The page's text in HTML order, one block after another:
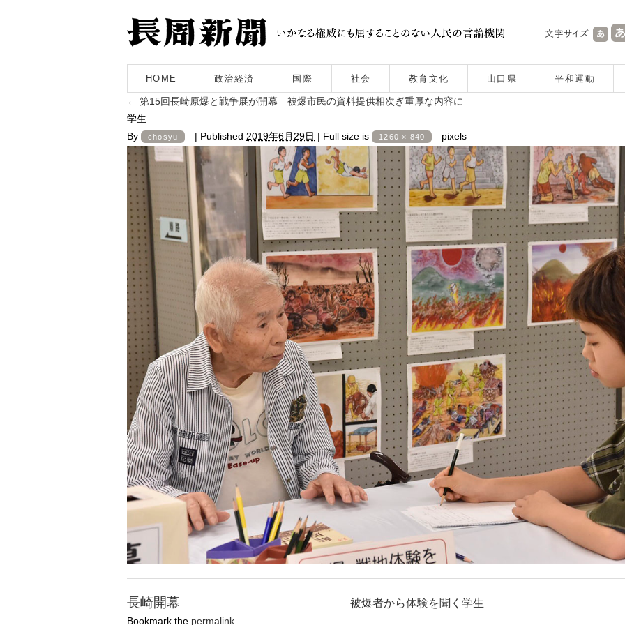
HOME 政治経済 国際 社会 教育文化 山口県 平和運動
← 第15回長崎原爆と戦争展が開幕 被爆市民の資料提供相次ぎ重厚な内容に
学生
By
chosyu | Published 2019年6月29日 | Full size is 1260 × 840 pixels
長崎開幕 被爆者から体験を聞く学生
Bookmark the permalink